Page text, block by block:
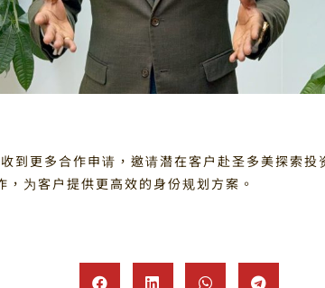
到更多合作申请，邀请潜在客户赴圣多美探索投
，为客户提供更高效的身份规划方案。